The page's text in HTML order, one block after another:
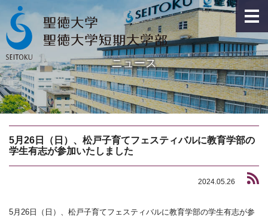
ニュース
5月26日（日）、松戸子育てフェスティバルに教育学部の
学生有志が参加いたしました
2024.05.26
5月26日（日）、松戸子育てフェスティバルに教育学部の学生有志が参